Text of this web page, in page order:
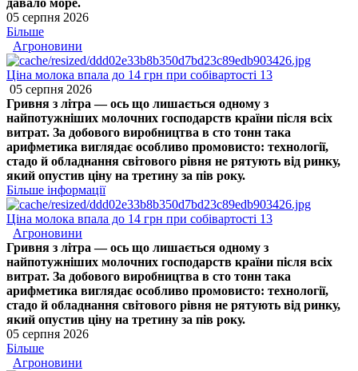
давало море.
05 серпня 2026
Більше
Агроновини
Ціна молока впала до 14 грн при собівартості 13
05 серпня 2026
Гривня з літра — ось що лишається одному з
найпотужніших молочних господарств країни після всіх
витрат. За добового виробництва в сто тонн така
арифметика виглядає особливо промовисто: технології,
стадо й обладнання світового рівня не рятують від ринку,
який опустив ціну на третину за пів року.
Більше інформації
Ціна молока впала до 14 грн при собівартості 13
Агроновини
Гривня з літра — ось що лишається одному з
найпотужніших молочних господарств країни після всіх
витрат. За добового виробництва в сто тонн така
арифметика виглядає особливо промовисто: технології,
стадо й обладнання світового рівня не рятують від ринку,
який опустив ціну на третину за пів року.
05 серпня 2026
Більше
Агроновини